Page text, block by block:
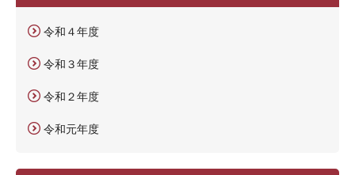
令和４年度
令和３年度
令和２年度
令和元年度